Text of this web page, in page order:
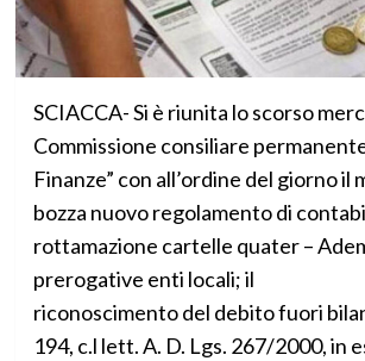
SCIACCA- Si è riunita lo scorso
Commissione consiliare
Finanze” con all’ordine del giorno il
bozza nuovo regolamento di
rottamazione cartelle quater –
prerogative enti locali; il
riconoscimento del debito fuori
194, c.l lett. A. D. Lgs. 267/2000, in